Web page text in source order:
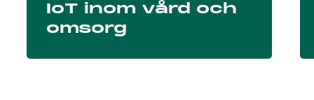
IoT inom vård och
omsorg